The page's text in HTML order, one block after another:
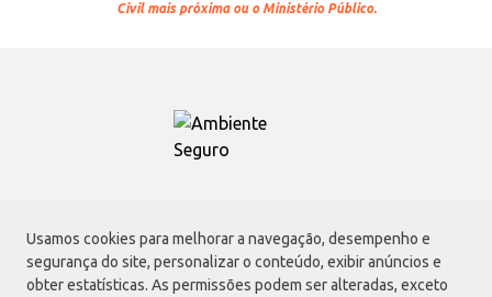
Usamos cookies para melhorar a navegação, desempenho e
segurança do site, personalizar o conteúdo, exibir anúncios e
obter estatísticas. As permissões podem ser alteradas, exceto
Civil mais próxima ou o Ministério Público.
Atacadão S.A.
Avenida Morvan Dias de Figueiredo, 6169, Vila Maria, São Paulo - SP | CEP
02170-901 | CNPJ: 75.315.333/0001-09